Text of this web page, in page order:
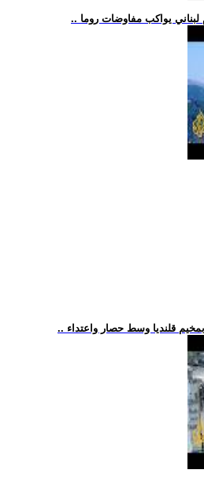
لبناني يواكب مفاوضات روما
بمخيم قلنديا وسط حصار واعتداء